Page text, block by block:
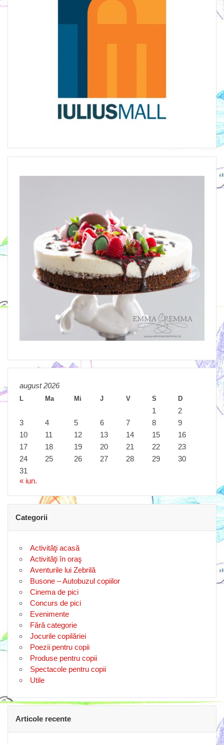
august 2026
L Ma Mi J V S D
1
2
3
4 5 6 7 8
9
10
11 12 13 14 15
16
17
18 19 20 21 22
23
24
25 26 27 28 29
30
31
« iun.
Categorii
Activităţi acasă
Activităţi în oraş
Aventurile lui Zebrilă
Busone – Autobuzul copiilor
Cinema de pici
Concurs de pici
Evenimente
Fără categorie
Jocurile copilăriei
Poezii pentru copii
Produse pentru copii
Spectacole pentru copii
Utile
Articole recente